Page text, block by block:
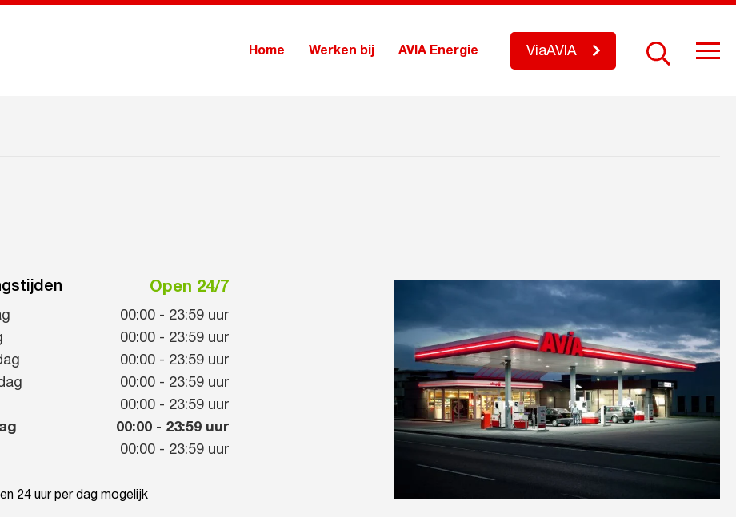
Home Werken bij AVIA Energie ViaAVIA
Open 24/7
00:00 - 23:59 uur
00:00 - 23:59 uur
00:00 - 23:59 uur
00:00 - 23:59 uur
00:00 - 23:59 uur
00:00 - 23:59 uur
00:00 - 23:59 uur
24 uur per dag mogelijk